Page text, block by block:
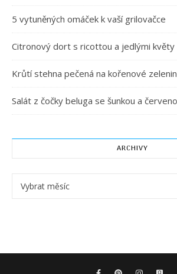
5 vytuněných omáček k vaší grilovačce
Citronový dort s ricottou a jedlými květy
Krůtí stehna pečená na kořenové
Salát z čočky beluga se šunkou a
ARCHIVY